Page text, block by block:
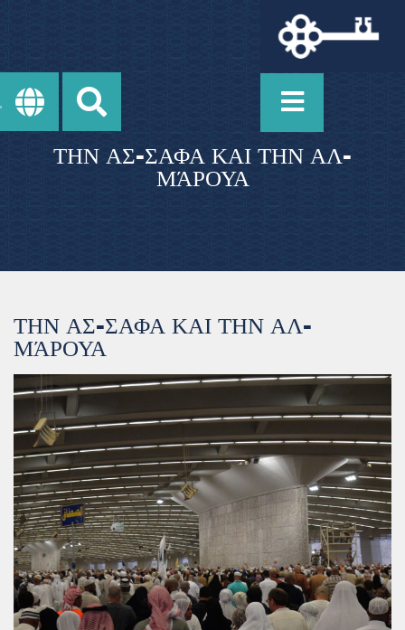
ΤΗΝ ΑΣ-ΣΑΦΑ ΚΑΙ ΤΗΝ ΑΛ-
ΜΆΡΟΥΑ
ΤΗΝ ΑΣ-ΣΑΦΑ ΚΑΙ ΤΗΝ ΑΛ-
ΜΆΡΟΥΑ